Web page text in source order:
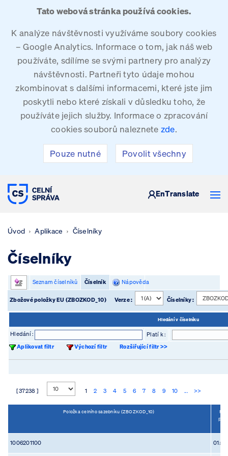
Tato webová stránka používá cookies.
K analýze návštěvnosti využíváme soubory cookies
– Google Analytics. Informace o tom, jak náš web
používáte, sdílíme se svými partnery pro analýzy
návštěvnosti. Partneři tyto údaje mohou
zkombinovat s dalšími informacemi, které jste jim
poskytli nebo které získali v důsledku toho, že
používáte jejich služby. Informace o zpracování
cookies souborů naleznete zde.
Pouze nutné Povolit všechny
CELNÍ SPRÁVA ČESKÉ REPUBLIKY
EnTranslate
Úvod Aplikace Číselníky
Číselníky
Seznam číselníků Číselník Nápověda
Zbožové položky EU (ZBOZKOD_10) Verze : Číselníky :
Hledání v číselníku
Hledání :
Platí k :
Aplikovat filtr
Výchozí filtr Rozšiřující filtr >>
[ 37238 ] 1 2 3 4 5 6 7 8 9 10 ... >>
Položka celního sazebníku (ZBOZKOD_10)
1006201100